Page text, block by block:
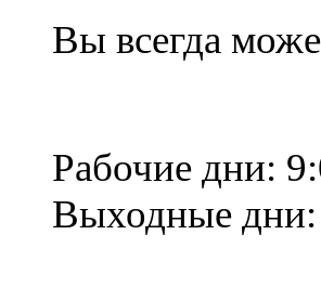
Вы всегда
Рабочие дни:
Выходные